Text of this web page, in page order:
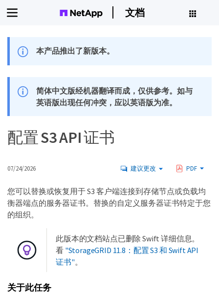
文档
本产品推出了新版本。
简体中文版经机器翻译而成，仅供参考。如与
英语版出现任何冲突，应以英语版为准。
配置 S3 API 证书
07/24/2026 建议更改 PDF
您可以替换或恢复用于 S3 客户端连接到存储节点或负载均
衡器端点的服务器证书。替换的自定义服务器证书特定于您
的组织。
此版本的文档站点已删除 Swift 详细信息。
看 "StorageGRID 11.8：配置 S3 和 Swift API
证书"。
关于此任务